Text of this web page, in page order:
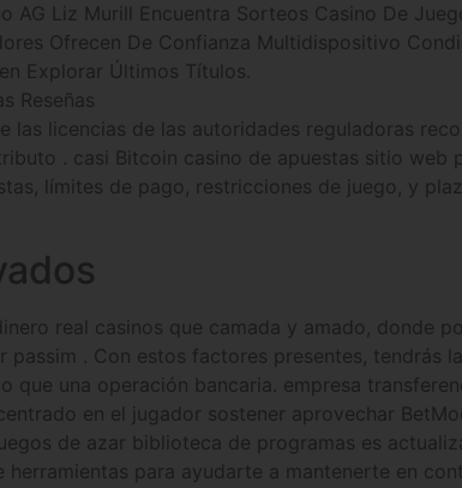
AG Liz Murill Encuentra Sorteos Casino De
Ofrecen De Confianza Multidispositivo
Explorar Últimos Títulos.
Reseñas
las licencias de las autoridades reguladoras
. casi Bitcoin casino de apuestas sitio
límites de pago, restricciones de juego, y
real casinos que camada y amado, donde
passim . Con estos factores presentes,
que una operación bancaria. empresa
en el jugador sostener aprovechar
de azar biblioteca de programas es
herramientas para ayudarte a mantenerte en